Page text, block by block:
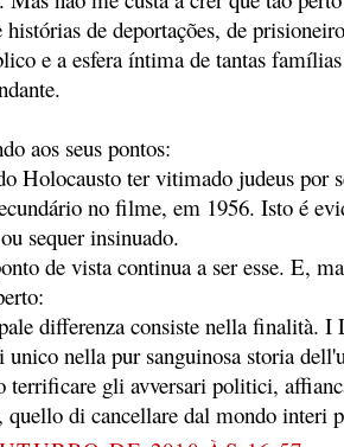
de deportações, de
e a esfera íntima de tantas
aos seus pontos:
Holocausto ter vitimado judeus por
no filme, em 1956. Isto é
sequer insinuado.
de vista continua a ser esse. E,
differenza consiste nella finalità. I
unico nella pur sanguinosa storia
terrificare gli avversari politici,
quello di cancellare dal mondo interi